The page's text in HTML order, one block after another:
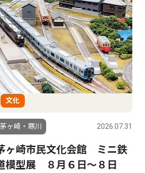
文化
茅ヶ崎・寒川 2026.07.31
ヶ崎市民文化会館 ミニ鉄
模型展 ８月６日〜８日